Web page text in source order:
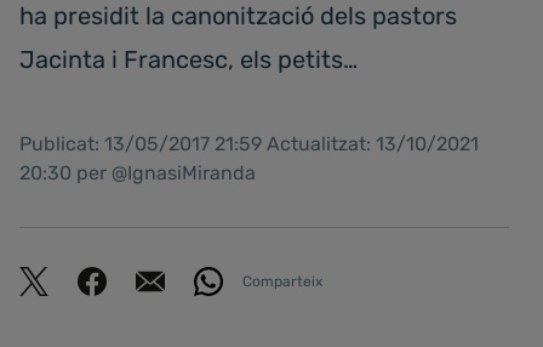
ha presidit la canonització dels pastors
Jacinta i Francesc, els petits…
Publicat: 13/05/2017 21:59 Actualitzat: 13/10/2021
20:30 per @IgnasiMiranda
Comparteix